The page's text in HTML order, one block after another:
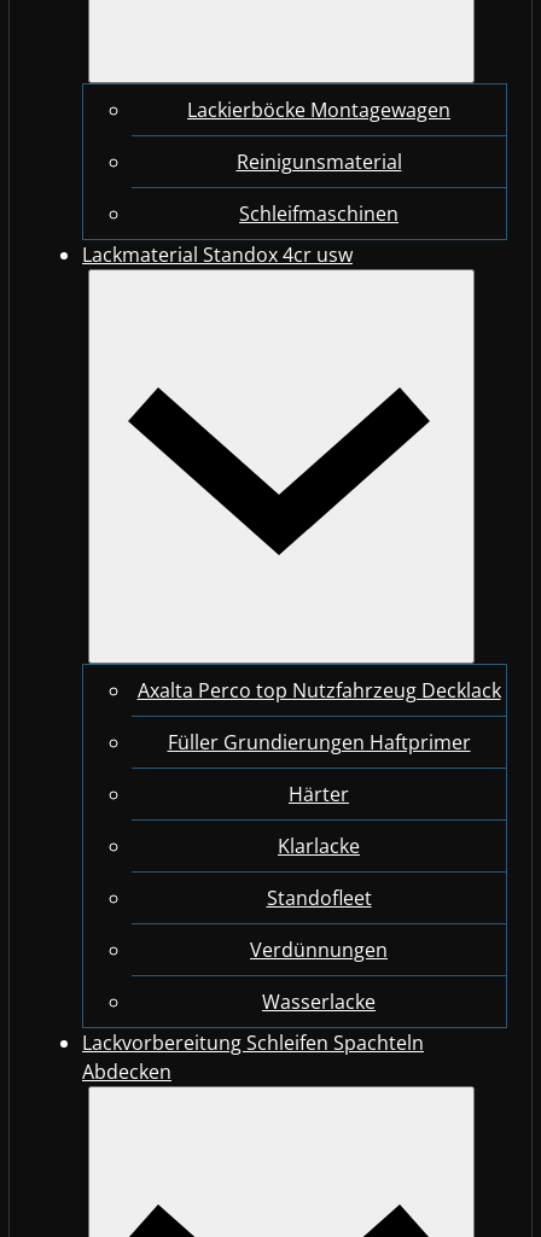
Lackierböcke Montagewagen
Reinigunsmaterial
Schleifmaschinen
Lackmaterial Standox 4cr usw
Axalta Perco top Nutzfahrzeug Decklack
Füller Grundierungen Haftprimer
Härter
Klarlacke
Standofleet
Verdünnungen
Wasserlacke
Lackvorbereitung Schleifen Spachteln
Abdecken